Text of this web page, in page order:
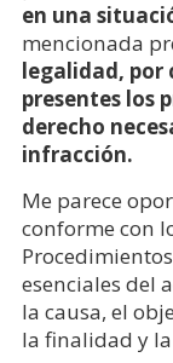
en una
mencionada
legalidad, por
presentes los
derecho
infracción.
Me parece
conforme con
esenciales del
la causa, el
la finalidad y